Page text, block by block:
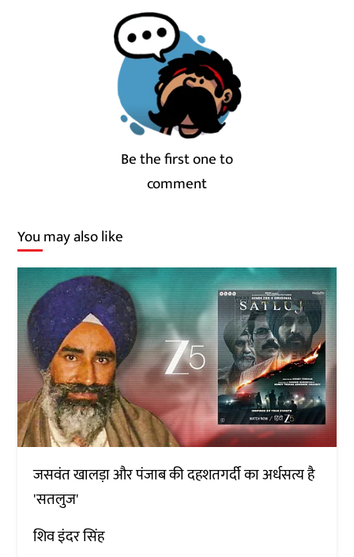
Be the first one to
comment
You may also like
जसवंत खालड़ा और पंजाब की दहशतगर्दी का अर्धसत्य है
'सतलुज'
शिव इंदर सिंह